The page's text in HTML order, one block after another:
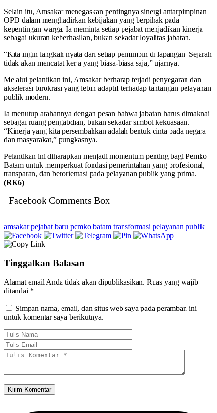
Selain itu, Amsakar menegaskan pentingnya sinergi antarpimpinan
OPD dalam menghadirkan kebijakan yang berpihak pada
kepentingan warga. Ia meminta setiap pejabat menjadikan kinerja
sebagai ukuran keberhasilan, bukan sekadar loyalitas jabatan.
“Kita ingin langkah nyata dari setiap pemimpin di lapangan. Sejarah
tidak akan mencatat kerja yang biasa-biasa saja,” ujarnya.
Melalui pelantikan ini, Amsakar berharap terjadi penyegaran dan
akselerasi birokrasi yang lebih adaptif terhadap tantangan pelayanan
publik modern.
Ia menutup arahannya dengan pesan bahwa jabatan harus dimaknai
sebagai ruang pengabdian, bukan sekadar simbol kekuasaan.
“Kinerja yang kita persembahkan adalah bentuk cinta pada negara
dan masyarakat,” pungkasnya.
Pelantikan ini diharapkan menjadi momentum penting bagi Pemko
Batam untuk memperkuat fondasi pemerintahan yang profesional,
transparan, dan berorientasi pada pelayanan publik yang prima.
(RK6)
Facebook Comments Box
amsakar pejabat baru pemko batam transformasi pelayanan publik
Tinggalkan Balasan
Alamat email Anda tidak akan dipublikasikan. Ruas yang wajib
ditandai *
Simpan nama, email, dan situs web saya pada peramban ini
untuk komentar saya berikutnya.